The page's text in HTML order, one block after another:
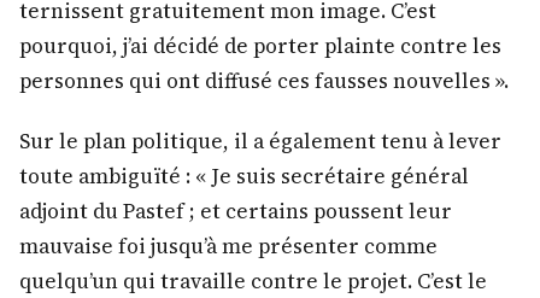
ternissent gratuitement mon image. C’est
pourquoi, j’ai décidé de porter plainte contre les
personnes qui ont diffusé ces fausses nouvelles ».
Sur le plan politique, il a également tenu à lever
toute ambiguïté : « Je suis secrétaire général
adjoint du Pastef ; et certains poussent leur
mauvaise foi jusqu’à me présenter comme
quelqu’un qui travaille contre le projet. C’est le